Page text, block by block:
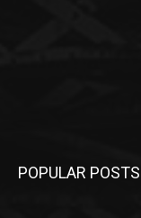
POPULAR POSTS